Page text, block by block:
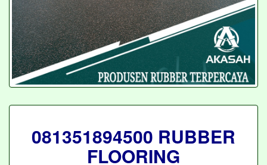
081351894500 RUBBER
FLOORING